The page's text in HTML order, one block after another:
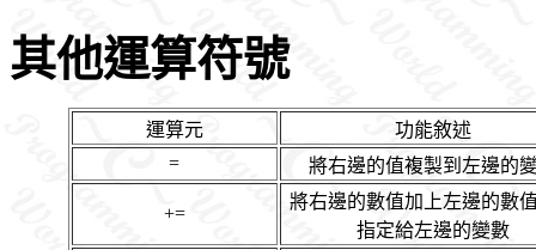
其他運算符號
運算元
功能敘述
=
將右邊的值複製到左邊的
+=
將右邊的數值加上左邊的數
指定給左邊的變數